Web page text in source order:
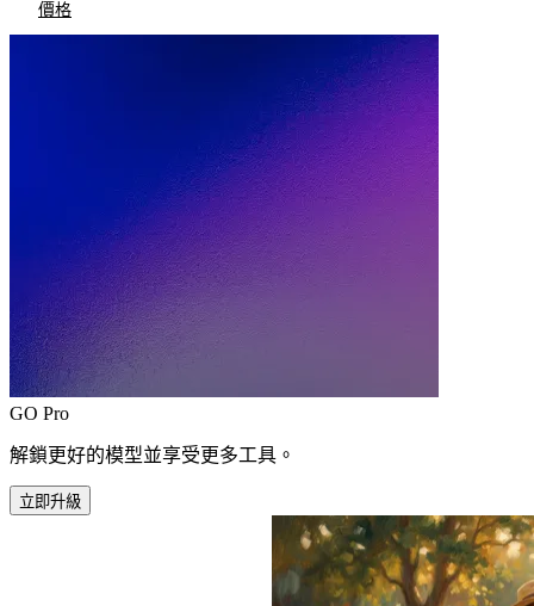
價格
GO Pro
解鎖更好的模型並享受更多工具。
立即升級